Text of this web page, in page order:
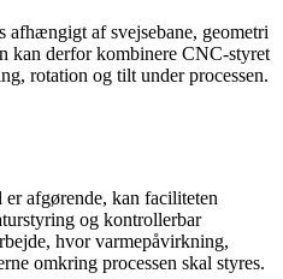
afhængigt af svejsebane, geometri
kan derfor kombinere CNC-styret
rotation og tilt under processen.
afgørende, kan faciliteten
og kontrollerbar
hvor varmepåvirkning,
omkring processen skal styres.